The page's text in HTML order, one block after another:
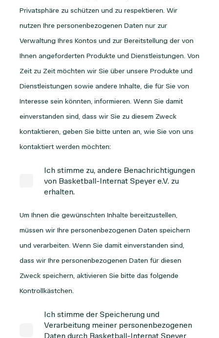
Privatsphäre zu schützen und zu respektieren. Wir
nutzen Ihre personenbezogenen Daten nur zur
Verwaltung Ihres Kontos und zur Bereitstellung der von
Ihnen angeforderten Produkte und Dienstleistungen. Von
Zeit zu Zeit möchten wir Sie über unsere Produkte und
Dienstleistungen sowie andere Inhalte, die für Sie von
Interesse sein könnten, informieren. Wenn Sie damit
einverstanden sind, dass wir Sie zu diesem Zweck
kontaktieren, geben Sie bitte unten an, wie Sie von uns
kontaktiert werden möchten:
Ich stimme zu, andere Benachrichtigungen
von Basketball-Internat Speyer e.V. zu
erhalten.
Um Ihnen die gewünschten Inhalte bereitzustellen,
müssen wir Ihre personenbezogenen Daten speichern
und verarbeiten. Wenn Sie damit einverstanden sind,
dass wir Ihre personenbezogenen Daten für diesen
Zweck speichern, aktivieren Sie bitte das folgende
Kontrollkästchen.
Ich stimme der Speicherung und
Verarbeitung meiner personenbezogenen
Daten durch Basketball-Internat Speyer